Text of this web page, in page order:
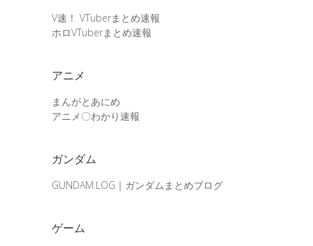
V速！ VTuberまとめ速報
ホロVTuberまとめ速報
アニメ
まんがとあにめ
アニメ〇わかり速報
ガンダム
GUNDAM.LOG｜ガンダムまとめブログ
ゲーム